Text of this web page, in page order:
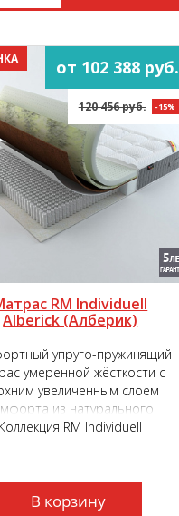
от 102 388 руб.
120 456 руб. -15%
RM Individuell
Alberick (Aлберик)
упруго-пружинящий
умеренной жёсткости с
увеличенным слоем
из натурального
латекса с подложкой
RM Individuell
В корзину